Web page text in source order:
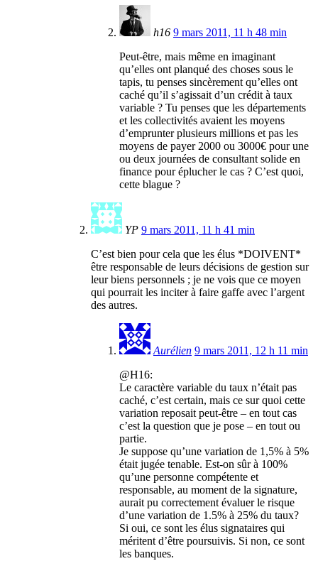
h16 9 mars 2011, 11 h 48 min
Peut-être, mais même en imaginant
qu’elles ont planqué des choses sous le
tapis, tu penses sincèrement qu’elles ont
caché qu’il s’agissait d’un crédit à taux
variable ? Tu penses que les départements
et les collectivités avaient les moyens
d’emprunter plusieurs millions et pas les
moyens de payer 2000 ou 3000€ pour une
ou deux journées de consultant solide en
finance pour éplucher le cas ? C’est quoi,
cette blague ?
YP 9 mars 2011, 11 h 41 min
C’est bien pour cela que les élus *DOIVENT*
être responsable de leurs décisions de gestion sur
leur biens personnels ; je ne vois que ce moyen
qui pourrait les inciter à faire gaffe avec l’argent
des autres.
Aurélien 9 mars 2011, 12 h 11 min
@H16:
Le caractère variable du taux n’était pas
caché, c’est certain, mais ce sur quoi cette
variation reposait peut-être – en tout cas
c’est la question que je pose – en tout ou
partie.
Je suppose qu’une variation de 1,5% à 5%
était jugée tenable. Est-on sûr à 100%
qu’une personne compétente et
responsable, au moment de la signature,
aurait pu correctement évaluer le risque
d’une variation de 1.5% à 25% du taux?
Si oui, ce sont les élus signataires qui
méritent d’être poursuivis. Si non, ce sont
les banques.